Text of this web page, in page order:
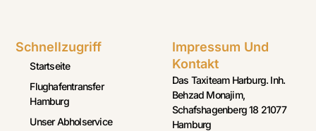
Schnellzugriff
Startseite
Flughafentransfer
Hamburg
Unser Abholservice
Impressum Und
Kontakt
Das Taxiteam Harburg. Inh.
Behzad Monajim,
Schafshagenberg 18 21077
Hamburg